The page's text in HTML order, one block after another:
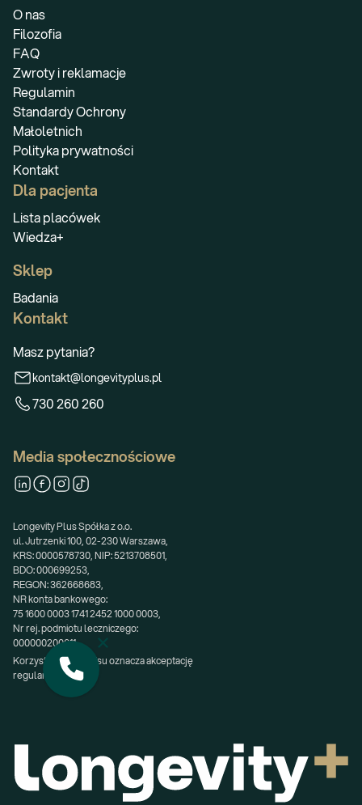
O nas
Filozofia
FAQ
Zwroty i reklamacje
Regulamin
Standardy Ochrony
Małoletnich
Polityka prywatności
Kontakt
Dla pacjenta
Lista placówek
Wiedza+
Sklep
Badania
Kontakt
Masz pytania?
kontakt@longevityplus.pl
730 260 260
Media społecznościowe
Longevity Plus Spółka z o.o.
ul. Jutrzenki 100, 02-230 Warszawa,
KRS: 0000578730, NIP: 5213708501,
BDO: 000699253,
REGON: 362668683,
NR konta bankowego:
75 1600 0003 1741 2452 1000 0003,
Nr rej. podmiotu leczniczego:
000000200611.
Korzystanie z serwisu oznacza akceptację
regulaminu.